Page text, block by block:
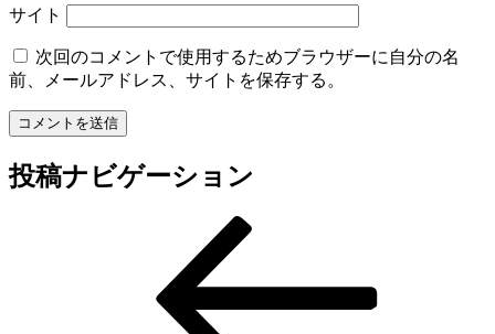
サイト
次回のコメントで使用するためブラウザーに自分の名
前、メールアドレス、サイトを保存する。
投稿ナビゲーション